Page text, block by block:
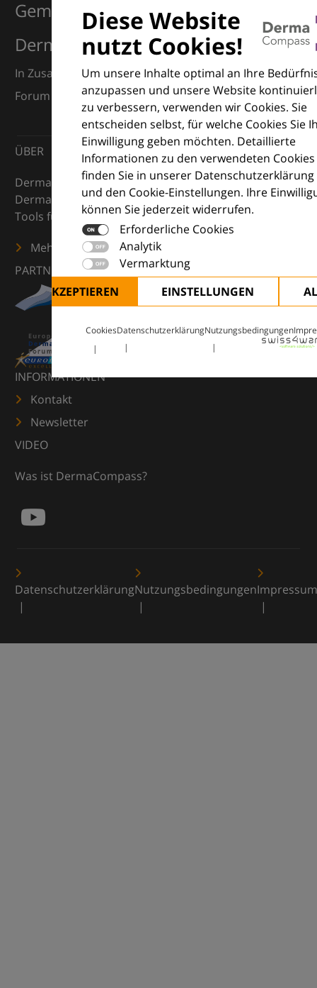
Diese Website
nutzt Cookies!
Um unsere Inhalte optimal an Ihre
anzupassen und unsere Website
zu verbessern, verwenden wir Cookies. Sie
entscheiden selbst, für welche Cookies Sie
Einwilligung geben möchten. Detaillierte
Informationen zu den verwendeten Cookies
finden Sie in unserer Datenschutzerklärung
und den Cookie-Einstellungen. Ihre
können Sie jederzeit widerrufen.
Erforderliche Cookies
Analytik
Vermarktung
ALLE AKZEPTIEREN
EINSTELLUNGEN
CookiesDatenschutzerklärungNutzungsbedingungen
Gemeinsam für Exzellenz in der
Dermatologie
In Zusammenarbeit mit dem European Dermatology
Forum (EDF) und Euroderm Excellence
ÜBER
DermaCompass ist Ihr digitaler Kompass für die
Dermatologie – mit Wissen, Bildern und praktischen
Tools für den klinischen Alltag.
Mehr erfahren
PARTNER
INFORMATIONEN
Kontakt
Newsletter
VIDEO
Was ist DermaCompass?
DatenschutzerklärungNutzungsbedingungenImpressum